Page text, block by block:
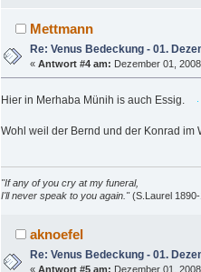
Mettmann
Re: Venus Bedeckung - 01.
«Antwort #4 am: Dezember 01,
Hier in Merhaba Münih is auch Essig.
Wohl weil der Bernd und der Konrad im
"If any of you cry at my funeral,
I'll never speak to you again."(S.Laurel 1890-
aknoefel
Re: Venus Bedeckung - 01.
«Antwort #5 am: Dezember 01,